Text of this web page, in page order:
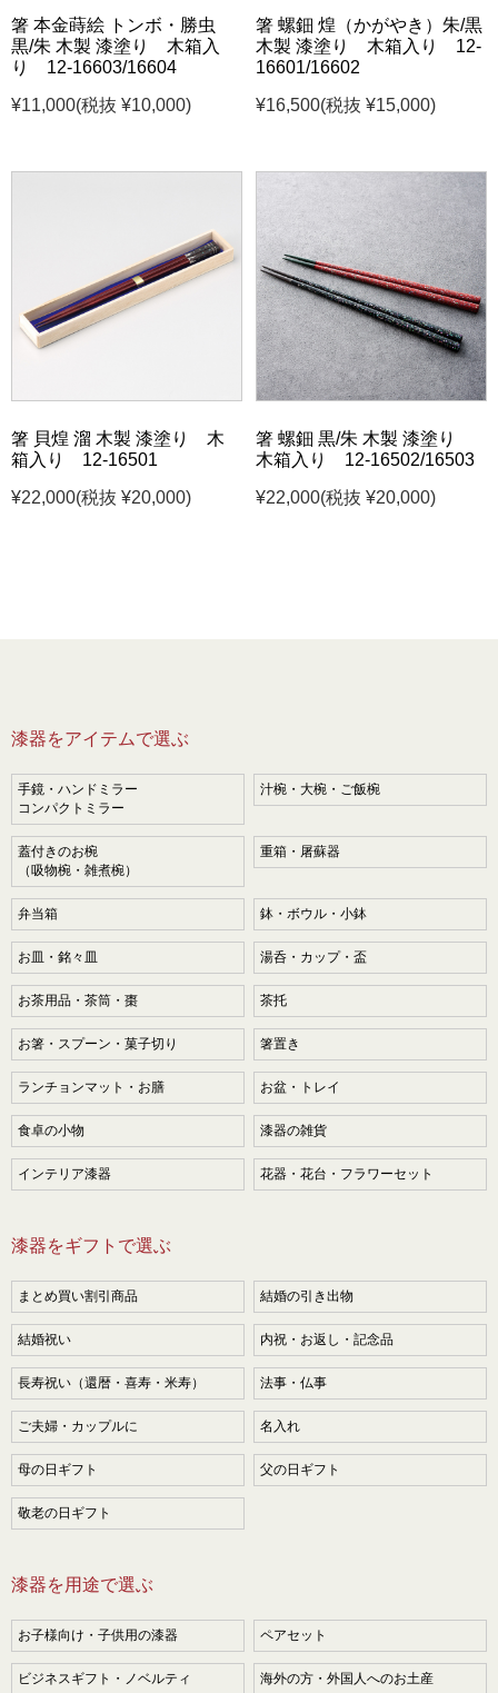
箸 本金蒔絵 トンボ・勝虫
黒/朱 木製 漆塗り 木箱入
り 12-16603/16604
¥11,000(税抜 ¥10,000)
箸 螺鈿 煌（かがやき）朱/黒
木製 漆塗り 木箱入り 12-
16601/16602
¥16,500(税抜 ¥15,000)
箸 貝煌 溜 木製 漆塗り 木
箱入り 12-16501
¥22,000(税抜 ¥20,000)
箸 螺鈿 黒/朱 木製 漆塗り
木箱入り 12-16502/16503
¥22,000(税抜 ¥20,000)
漆器をアイテムで選ぶ
手鏡・ハンドミラー
コンパクトミラー
汁椀・大椀・ご飯椀
蓋付きのお椀
（吸物椀・雑煮椀）
重箱・屠蘇器
弁当箱 鉢・ボウル・小鉢
お皿・銘々皿 湯呑・カップ・盃
お茶用品・茶筒・棗 茶托
お箸・スプーン・菓子切り 箸置き
ランチョンマット・お膳 お盆・トレイ
食卓の小物 漆器の雑貨
インテリア漆器 花器・花台・フラワーセット
漆器をギフトで選ぶ
まとめ買い割引商品 結婚の引き出物
結婚祝い 内祝・お返し・記念品
長寿祝い（還暦・喜寿・米寿） 法事・仏事
ご夫婦・カップルに 名入れ
母の日ギフト 父の日ギフト
敬老の日ギフト
漆器を用途で選ぶ
お子様向け・子供用の漆器 ペアセット
ビジネスギフト・ノベルティ 海外の方・外国人へのお土産